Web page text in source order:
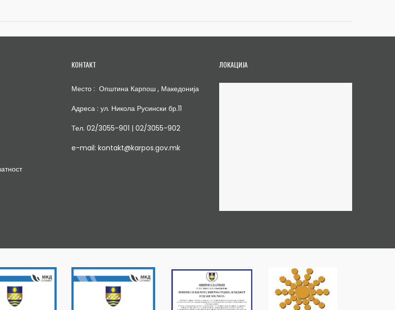
КОНТАКТ
Место : Општина Карпош , Македонија
Адреса : ул. Никола Русински бр.11
Тел. 02/3055-901 | 02/3055-902
e-mail: kontakt@karpos.gov.mk
ЛОКАЦИЈА